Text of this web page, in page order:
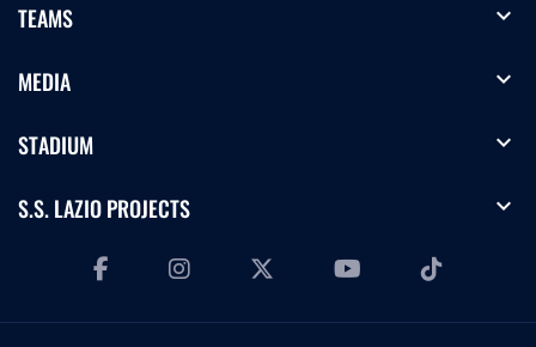
TEAMS expand_more
MEDIA expand_more
STADIUM expand_more
S.S. LAZIO PROJECTS expand_more